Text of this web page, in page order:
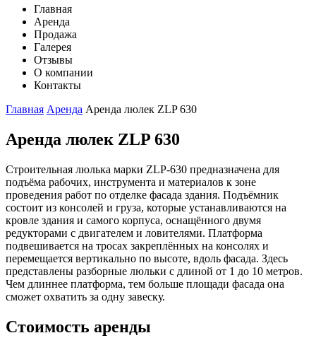
Главная
Аренда
Продажа
Галерея
Отзывы
О компании
Контакты
Главная Аренда Аренда люлек ZLP 630
Аренда люлек ZLP 630
Строительная люлька марки ZLP-630 предназначена для
подъёма рабочих, инструмента и материалов к зоне
проведения работ по отделке фасада здания. Подъёмник
состоит из консолей и груза, которые устанавливаются на
кровле здания и самого корпуса, оснащённого двумя
редукторами с двигателем и ловителями. Платформа
подвешивается на тросах закреплённых на консолях и
перемещается вертикально по высоте, вдоль фасада. Здесь
представлены разборные люльки с длиной от 1 до 10 метров.
Чем длиннее платформа, тем больше площади фасада она
сможет охватить за одну завеску.
Стоимость аренды